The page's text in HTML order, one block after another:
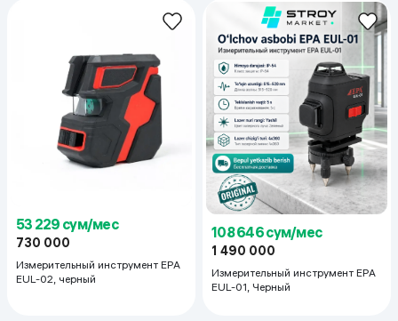
53 229 сум/мес
730 000
Измерительный инструмент EPA
EUL-02, черный
108 646 сум/мес
1 490 000
Измерительный инструмент EPA
EUL-01, Черный